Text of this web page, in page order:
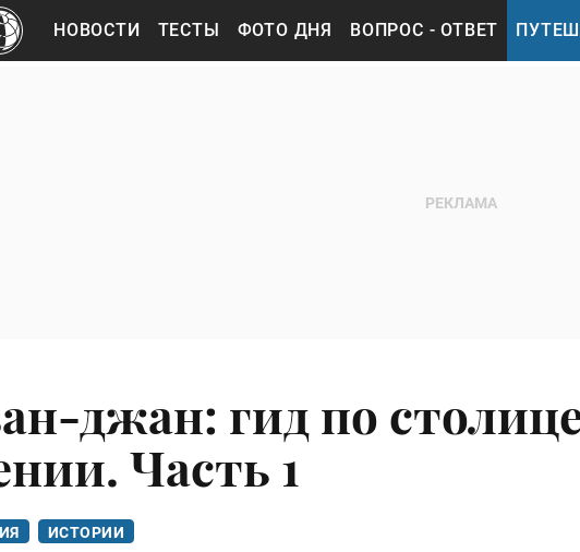
НОВОСТИ ТЕСТЫ ФОТО ДНЯ ВОПРОС - ОТВЕТ
джан: гид по
Часть 1
ИСТОРИИ